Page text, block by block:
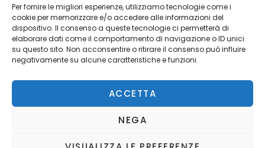
Per fornire le migliori esperienze, utilizziamo tecnologie come i
cookie per memorizzare e/o accedere alle informazioni del
dispositivo. Il consenso a queste tecnologie ci permetterà di
elaborare dati come il comportamento di navigazione o ID unici
su questo sito. Non acconsentire o ritirare il consenso può influire
negativamente su alcune caratteristiche e funzioni.
ACCETTA
NEGA